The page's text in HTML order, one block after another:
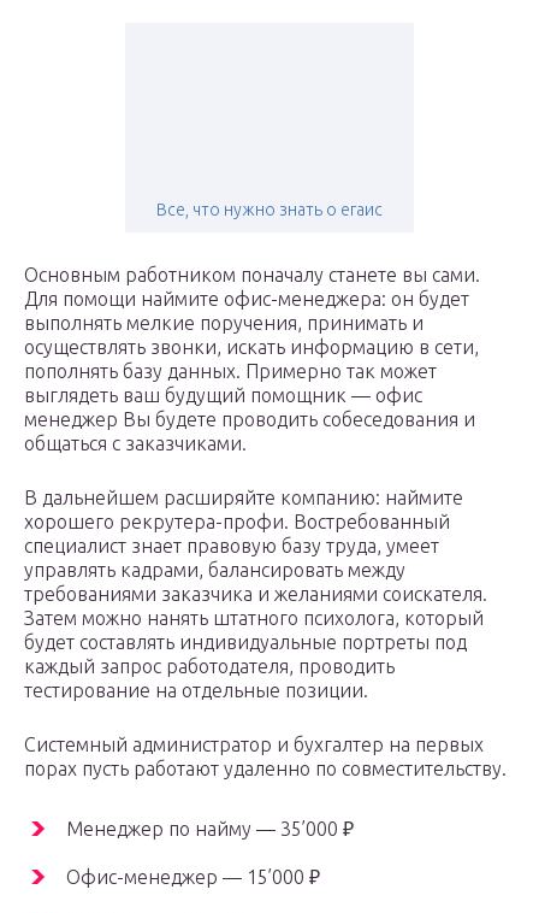
Все, что нужно знать о егаис
Основным работником поначалу станете вы сами.
Для помощи наймите офис-менеджера: он будет
выполнять мелкие поручения, принимать и
осуществлять звонки, искать информацию в сети,
пополнять базу данных. Примерно так может
выглядеть ваш будущий помощник — офис
менеджер Вы будете проводить собеседования и
общаться с заказчиками.
В дальнейшем расширяйте компанию: наймите
хорошего рекрутера-профи. Востребованный
специалист знает правовую базу труда, умеет
управлять кадрами, балансировать между
требованиями заказчика и желаниями соискателя.
Затем можно нанять штатного психолога, который
будет составлять индивидуальные портреты под
каждый запрос работодателя, проводить
тестирование на отдельные позиции.
Системный администратор и бухгалтер на первых
порах пусть работают удаленно по совместительству.
Менеджер по найму — 35’000 ₽
Офис-менеджер — 15’000 ₽